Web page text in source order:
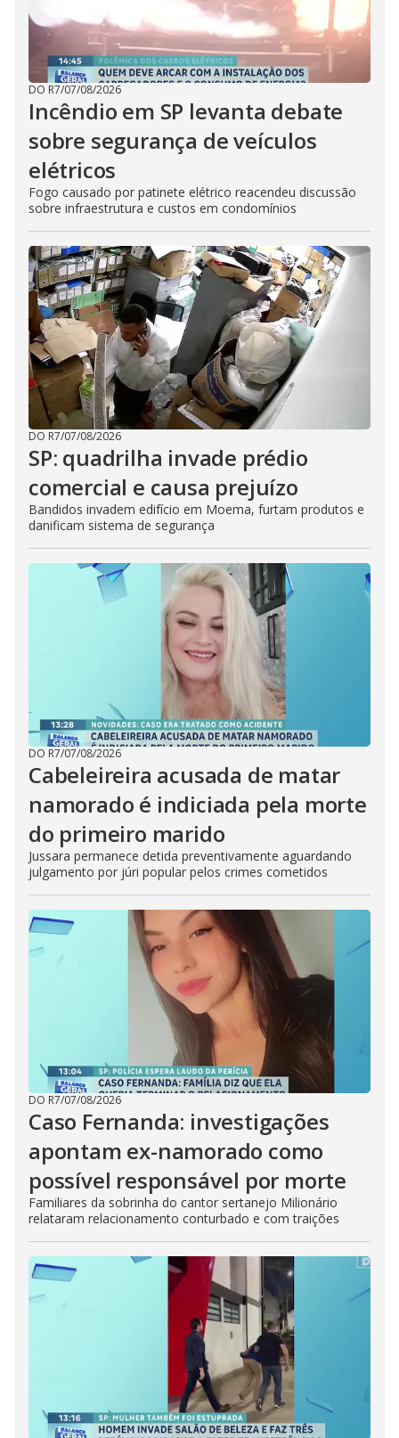
DO R7/07/08/2026
Incêndio em SP levanta debate
sobre segurança de veículos
elétricos
Fogo causado por patinete elétrico reacendeu discussão
sobre infraestrutura e custos em condomínios
DO R7/07/08/2026
SP: quadrilha invade prédio
comercial e causa prejuízo
Bandidos invadem edifício em Moema, furtam produtos e
danificam sistema de segurança
DO R7/07/08/2026
Cabeleireira acusada de matar
namorado é indiciada pela morte
do primeiro marido
Jussara permanece detida preventivamente aguardando
julgamento por júri popular pelos crimes cometidos
DO R7/07/08/2026
Caso Fernanda: investigações
apontam ex-namorado como
possível responsável por morte
Familiares da sobrinha do cantor sertanejo Milionário
relataram relacionamento conturbado e com traições